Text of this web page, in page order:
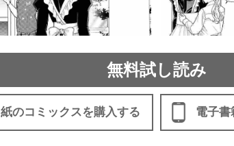
無料試し読み
紙のコミックスを購入する 電子書